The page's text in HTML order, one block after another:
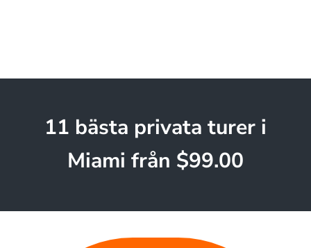
11 bästa privata turer i
Miami från $99.00